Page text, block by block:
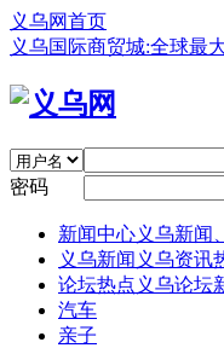
义乌网首页
义乌国际商贸城:全球最
密码
新闻中心义乌新闻
义乌新闻 义乌资讯
论坛热点 义乌论坛
汽车
亲子